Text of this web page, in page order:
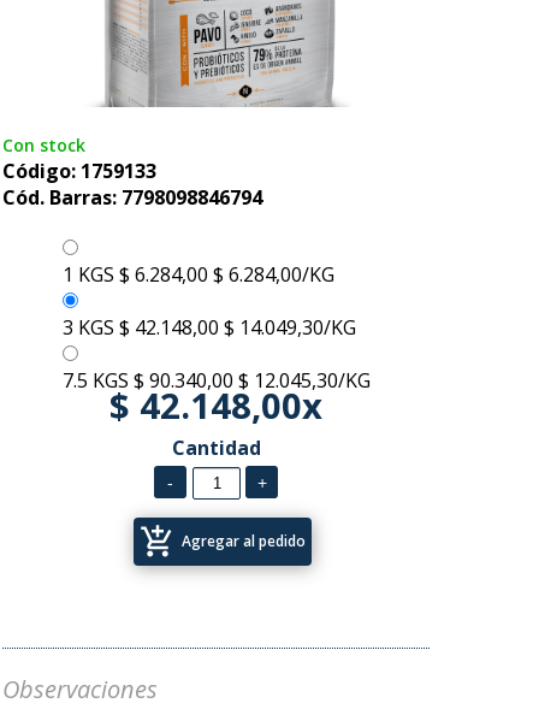
Con stock
Código: 1759133
Cód. Barras: 7798098846794
1 KGS $ 6.284,00 $ 6.284,00/KG
3 KGS $ 42.148,00 $ 14.049,30/KG
7.5 KGS $ 90.340,00 $ 12.045,30/KG
$ 42.148,00x
Cantidad
add_shopping_cart Agregar al pedido
Observaciones